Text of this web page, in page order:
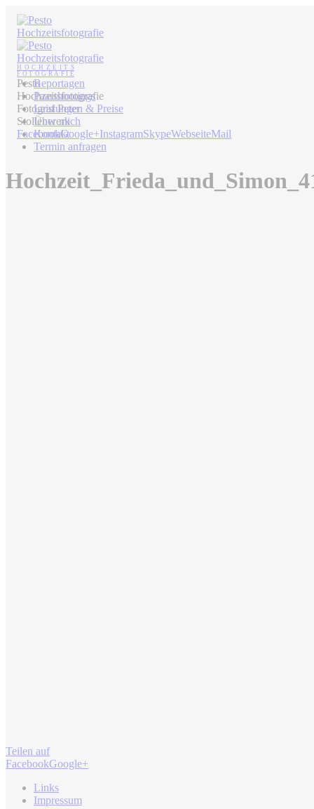
Pesto
Hochzeitsfotografie
Fotograf Peter
Stollenwerk
FacebookGoogle+InstagramSkypeWebseiteMail
Reportagen
Paarshootings
Leistungen & Preise
Über mich
Kontakt
Termin anfragen
Teilen auf
FacebookGoogle+
Links
Impressum